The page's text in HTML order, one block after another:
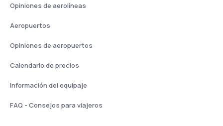
Opiniones de aerolíneas
Aeropuertos
Opiniones de aeropuertos
Calendario de precios
Información del equipaje
FAQ - Consejos para viajeros